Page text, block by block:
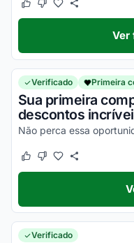
Este cupom funcionou
Este cupom não
Ver
Verificado Primeira
Sua primeira
descontos
Este cupom funcionou
Este cupom não
Verificado